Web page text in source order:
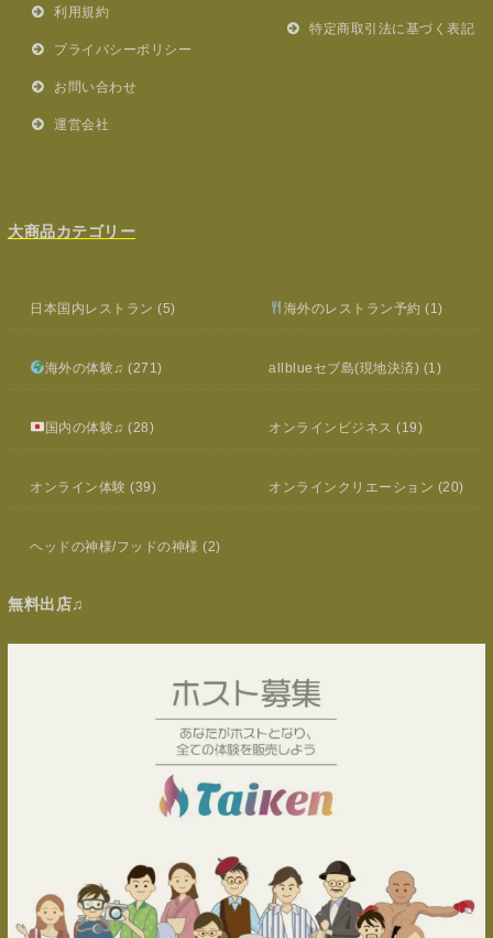
利用規約
プライバシーポリシー
お問い合わせ
運営会社
特定商取引法に基づく表記
大商品カテゴリー
日本国内レストラン (5) 海外のレストラン予約 (1)
海外の体験♫ (271) allblueセブ島(現地決済) (1)
国内の体験♫ (28) オンラインビジネス (19)
オンライン体験 (39) オンラインクリエーション (20)
ヘッドの神様/フッドの神様 (2)
無料出店♫